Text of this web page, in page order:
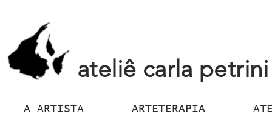
ateliê carla petrini
A ARTISTA ARTETERAPIA